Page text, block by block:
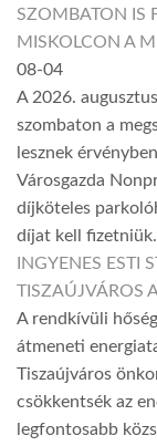
SZOMBATON IS
MISKOLCON A
08-04
A 2026.
szombaton a
lesznek
Városgazda
díjköteles
díjat kell fizetniük.
INGYENES ESTI
TISZAÚJVÁROS
A rendkívüli
átmeneti
Tiszaújváros
csökkentsék az
legfontosabb